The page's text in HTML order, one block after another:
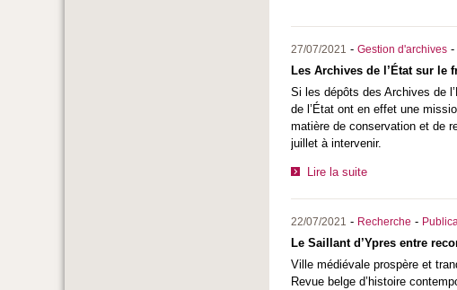
27/07/2021 - Gestion d'archives -
Les Archives de l’État sur le
Si les dépôts des Archives de
de l’État ont en effet une
matière de conservation et de
juillet à intervenir.
Lire la suite
22/07/2021 - Recherche -
Le Saillant d’Ypres entre
Ville médiévale prospère et
Revue belge d’histoire